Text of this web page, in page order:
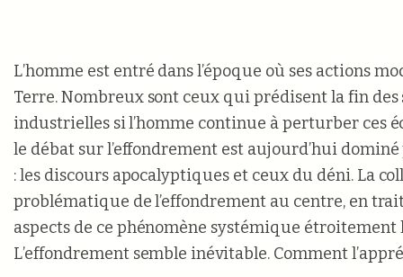
L’homme est entré dans l’époque où ses actions
Terre. Nombreux sont ceux qui prédisent la fin des
industrielles si l’homme continue à perturber ces
le débat sur l’effondrement est aujourd’hui
: les discours apocalyptiques et ceux du déni. La
problématique de l’effondrement au centre, en
aspects de ce phénomène systémique étroitement
L’effondrement semble inévitable. Comment